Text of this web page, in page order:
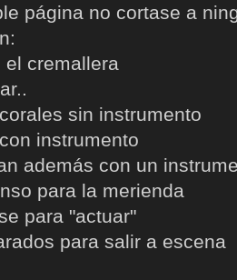
página no cortase a
el cremallera
sin instrumento
instrumento
además con un
para la merienda
para "actuar"
para salir a escena